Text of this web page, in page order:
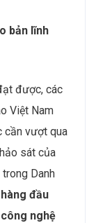
bản lĩnh
được, các
Việt Nam
cần vượt qua
sát của
Danh
đầu
nghệ